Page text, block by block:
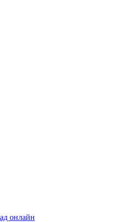
онлайн